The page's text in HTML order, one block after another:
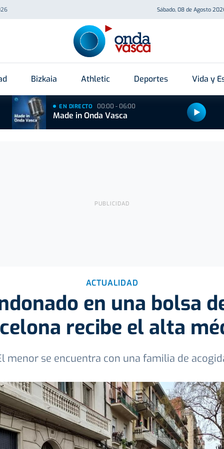
Sábado, 08 de Agosto
Bizkaia Athletic Deportes Vida y
EN DIRECTO 00:00 - 06:00
Made in Onda Vasca
ACTUALIDAD
en una bolsa
recibe el alta
menor se encuentra con una familia de